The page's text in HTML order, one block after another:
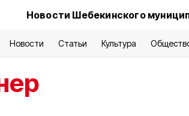
Новости Шебекинского
Новости Статьи Культура